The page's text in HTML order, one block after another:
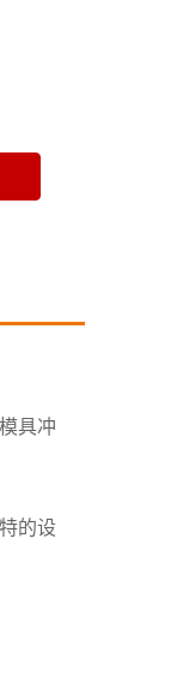
具冲
的设